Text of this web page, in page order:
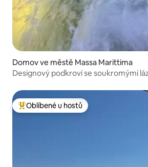
Domov ve městě Massa Marittima
Designový podkroví se soukromými
Nejlepší v kategorii Oblíbené u hostů
Oblíbené u hostů